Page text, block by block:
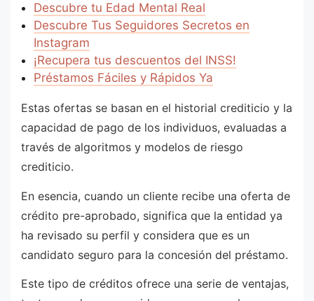
Descubre tu Edad Mental Real
Descubre Tus Seguidores Secretos en
Instagram
¡Recupera tus descuentos del INSS!
Préstamos Fáciles y Rápidos Ya
Estas ofertas se basan en el historial crediticio y la
capacidad de pago de los individuos, evaluadas a
través de algoritmos y modelos de riesgo
crediticio.
En esencia, cuando un cliente recibe una oferta de
crédito pre-aprobado, significa que la entidad ya
ha revisado su perfil y considera que es un
candidato seguro para la concesión del préstamo.
Este tipo de créditos ofrece una serie de ventajas,